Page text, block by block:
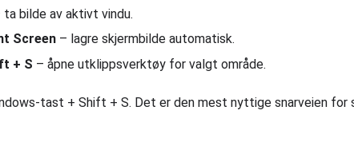
ta bilde av aktivt vindu.
Screen – lagre skjermbilde automatisk.
+ S – åpne utklippsverktøy for valgt område.
tast + Shift + S. Det er den mest nyttige snarveien for